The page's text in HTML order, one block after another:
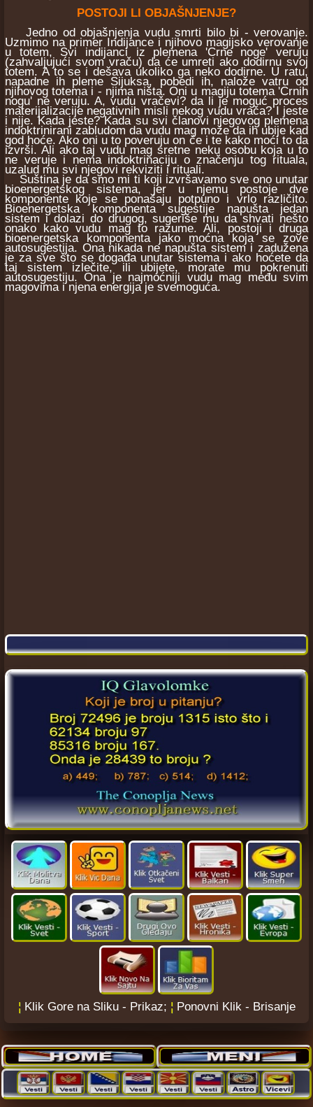
POSTOJI LI OBJAŠNJENJE?
Jedno od objašnjenja vudu smrti bilo bi - verovanje.
Uzmimo na primer Indijance i njihovo magijsko verovanje
u totem, Svi indijanci iz plemena 'Crne noge' veruju
(zahvaljujući svom vraču) da će umreti ako dodirnu svoj
totem. A to se i dešava ukoliko ga neko dodirne. U ratu,
napadne ih pleme Sijuksa, pobedi ih, nalože vatru od
njihovog totema i - njima ništa. Oni u magiju totema 'Crnih
nogu' ne veruju. A, vudu vračevi? da li je moguć proces
materijalizacije negativnih misli nekog vudu vrača? I jeste
i nije. Kada jeste? Kada su svi članovi njegovog plemena
indoktrinirani zabludom da vudu mag može da ih ubije kad
god hoće. Ako oni u to poveruju on će i te kako moći to da
izvrši. Ali ako taj vudu mag sretne neku osobu koja u to
ne veruje i nema indoktrinaciju o značenju tog rituala,
uzalud mu svi njegovi rekviziti i rituali.
Suština je da smo mi ti koji izvršavamo sve ono unutar
bioenergetskog sistema, jer u njemu postoje dve
komponente koje se ponašaju potpuno i vrlo različito.
Bioenergetska komponenta sugestije napušta jedan
sistem i dolazi do drugog, sugeriše mu da shvati nešto
onako kako vudu mag to razume. Ali, postoji i druga
bioenergetska komponenta jako moćna koja se zove
autosugestija. Ona nikada ne napušta sistem i zadužena
je za sve što se događa unutar sistema i ako hoćete da
taj sistem izlečite, ili ubijete, morate mu pokrenuti
autosugestiju. Ona je najmoćniji vudu mag među svim
magovima i njena energija je svemoguća.
¦ Klik Gore na Sliku - Prikaz; ¦ Ponovni Klik - Brisanje